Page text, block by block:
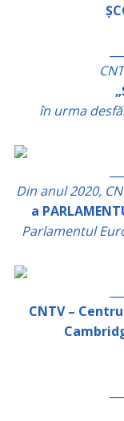
în urma
Din anul 2020,
a
Parlamentul
CNTV –